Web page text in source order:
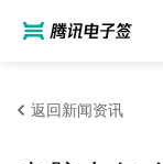
返回新闻资讯